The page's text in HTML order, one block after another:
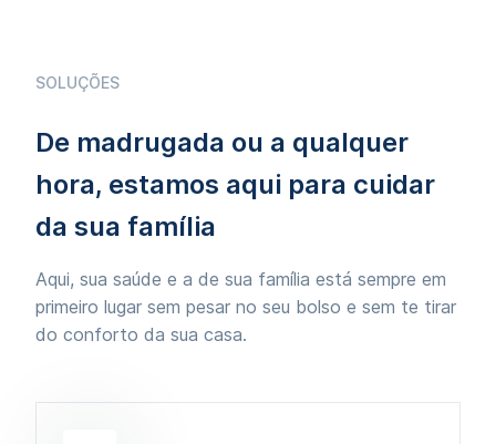
SOLUÇÕES
De madrugada ou a qualquer
hora, estamos aqui para cuidar
da sua família
Aqui, sua saúde e a de sua família está sempre em
primeiro lugar sem pesar no seu bolso e sem te tirar
do conforto da sua casa.